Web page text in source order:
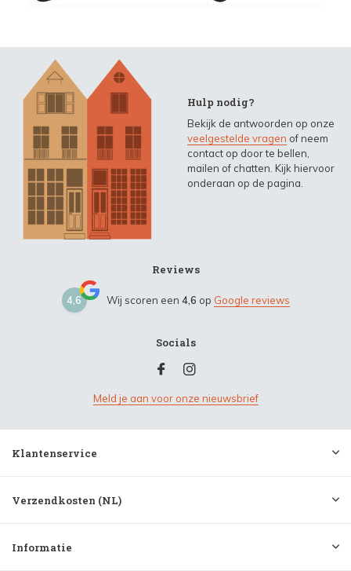
Hulp nodig?
Bekijk de antwoorden op onze
veelgestelde vragen of neem
contact op door te bellen,
mailen of chatten. Kijk hiervoor
onderaan op de pagina.
Reviews
4,6 Wij scoren een 4,6 op Google reviews
Socials
Meld je aan voor onze nieuwsbrief
Klantenservice
Verzendkosten (NL)
Informatie